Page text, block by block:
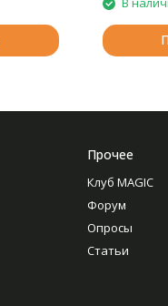
Прочее
Клуб MAGIC
Форум
Опросы
Статьи